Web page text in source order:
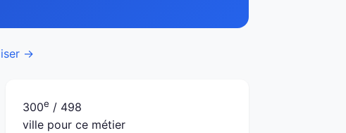
→
300e / 498
ville pour ce métier